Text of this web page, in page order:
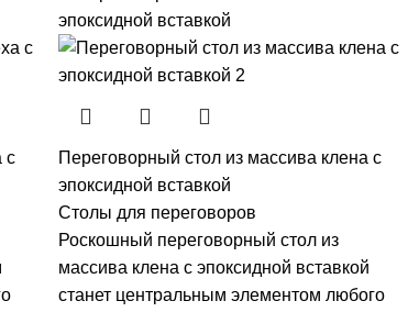
с
Переговорный стол из массива клена с
эпоксидной вставкой
Столы для переговоров
Роскошный переговорный стол из
массива клена с эпоксидной вставкой
станет центральным элементом любого